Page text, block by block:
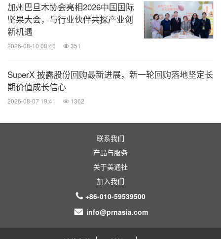
onsanto.com.cn,了解更多关于孟山都公司、可持续
发展承诺以及我们两万多名专注于农业发展的孟山都
员工。也欢迎您关注孟山都社交媒体官方微信（“孟
twitter.com/MonsantoCo和公司博客Beyond the
Rows® at monsantoblog.com
Feed了解公司的最新动态。
加州巴旦木协会亮相2026中国国际
坚果大会，与行业伙伴共探产业创
新机遇
2026-08-10 08:40 351
SuperX 披露股份回购最新进展，新一轮回购落地坚定长
期价值成长信心
2026-08-07 19:41 1362
联系我们
产品与服务
关于美通社
加入我们
+86-010-59539500
info@prnasia.com